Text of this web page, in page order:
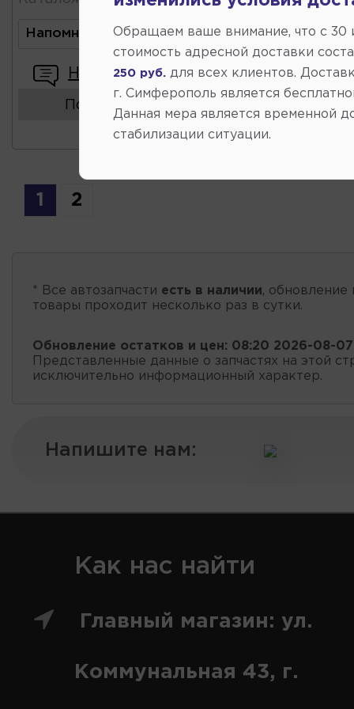
Напомнить о поступлении
Написать отзыв
Показать аналоги
1 2
* Все автозапчасти есть в наличии, обновление
товары проходит несколько раз в сутки.
Обновление остатков и цен: 08:20 2026-08-07
Представленные данные о запчастях на этой
исключительно информационный характер.
Напишите нам:
Как нас найти
Главный магазин: ул.
Коммунальная 43, г.
Обращаем ваше внимание, что c 30
стоимость адресной доставки
250 руб. для всех клиентов.
г. Симферополь является
Данная мера является временной
стабилизации ситуации.